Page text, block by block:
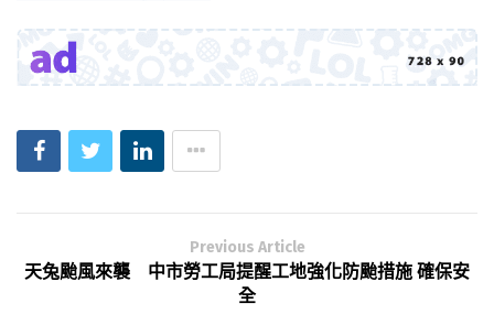
Previous Article
天兔颱風來襲 中市勞工局提醒工地強化防颱措施 確保安
全